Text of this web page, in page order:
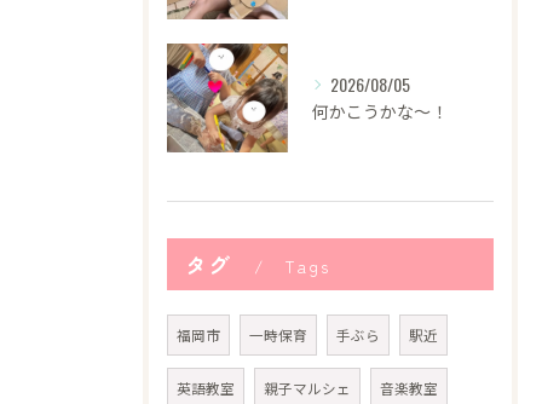
2026/08/05
何かこうかな〜！
タグ Tags
福岡市 一時保育 手ぶら 駅近
英語教室 親子マルシェ 音楽教室